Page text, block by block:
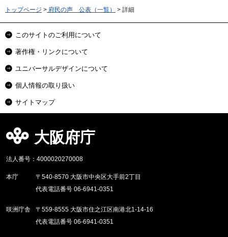
トップページ > 府民の声 公表（一覧） > 詳細
このサイトのご利用について
著作権・リンクについて
ユニバーサルデザインについて
個人情報の取り扱い
サイトマップ
大阪府庁
法人番号：4000020270008
本庁
〒540-8570 大阪市中央区大手前2丁目
代表電話番号 06-6941-0351
咲洲庁舎
〒559-8555 大阪市住之江区南港北1-14-16
代表電話番号 06-6941-0351